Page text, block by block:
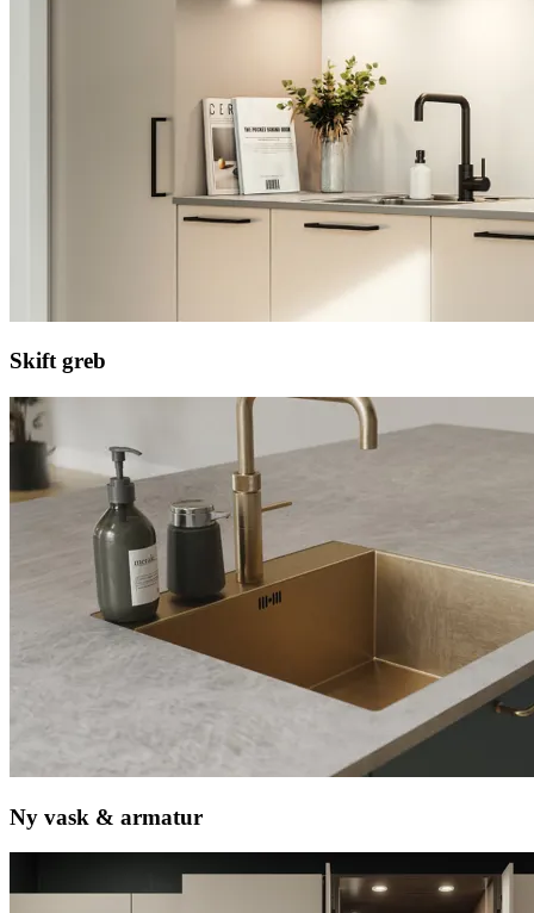
Skift greb
Ny vask & armatur